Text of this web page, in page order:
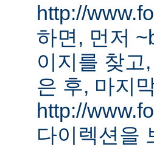
http://
하면, 먼저
이지를 찾고
은 후, 마지
http://
다이렉션을